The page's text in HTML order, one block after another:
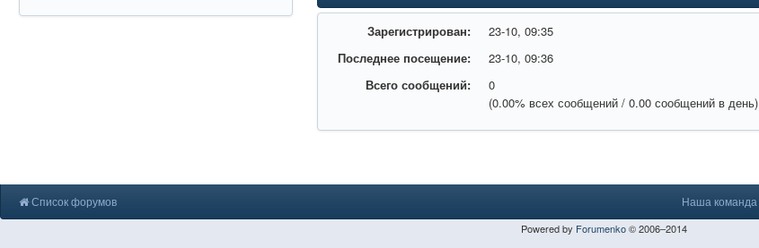
Зарегистрирован:
23-10, 09:35
Последнее посещение:
23-10, 09:36
Всего сообщений:
0
(0.00% всех сообщений / 0.00 сообщений в день)
Список форумов Наша команда
Powered by Forumenko© 2006–2014